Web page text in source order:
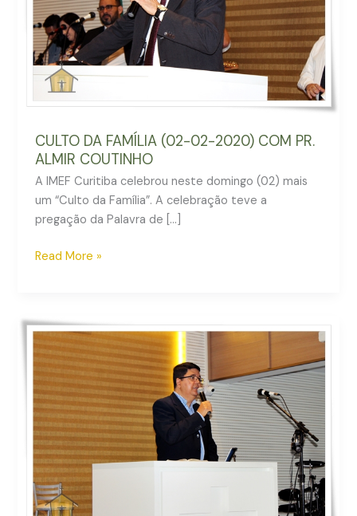
CULTO DA FAMÍLIA (02-02-2020) COM PR.
ALMIR COUTINHO
A IMEF Curitiba celebrou neste domingo (02) mais
um “Culto da Família”. A celebração teve a
pregação da Palavra de […]
COM
PR.
ALMIR
COUTINHO
Read More »
CULTO
DA
FAMÍLIA
(26-
01-
20)
COM
PR.
ROGÉRIO
MOREIRA